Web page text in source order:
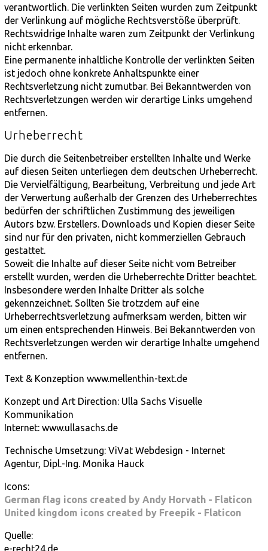
verantwortlich. Die verlinkten Seiten wurden zum Zeitpunkt
der Verlinkung auf mögliche Rechtsverstöße überprüft.
Rechtswidrige Inhalte waren zum Zeitpunkt der Verlinkung
nicht erkennbar.
Eine permanente inhaltliche Kontrolle der verlinkten Seiten
ist jedoch ohne konkrete Anhaltspunkte einer
Rechtsverletzung nicht zumutbar. Bei Bekanntwerden von
Rechtsverletzungen werden wir derartige Links umgehend
entfernen.
Urheberrecht
Die durch die Seitenbetreiber erstellten Inhalte und Werke
auf diesen Seiten unterliegen dem deutschen Urheberrecht.
Die Vervielfältigung, Bearbeitung, Verbreitung und jede Art
der Verwertung außerhalb der Grenzen des Urheberrechtes
bedürfen der schriftlichen Zustimmung des jeweiligen
Autors bzw. Erstellers. Downloads und Kopien dieser Seite
sind nur für den privaten, nicht kommerziellen Gebrauch
gestattet.
Soweit die Inhalte auf dieser Seite nicht vom Betreiber
erstellt wurden, werden die Urheberrechte Dritter beachtet.
Insbesondere werden Inhalte Dritter als solche
gekennzeichnet. Sollten Sie trotzdem auf eine
Urheberrechtsverletzung aufmerksam werden, bitten wir
um einen entsprechenden Hinweis. Bei Bekanntwerden von
Rechtsverletzungen werden wir derartige Inhalte umgehend
entfernen.
Text & Konzeption www.mellenthin-text.de
Konzept und Art Direction: Ulla Sachs Visuelle
Kommunikation
Internet: www.ullasachs.de
Technische Umsetzung: ViVat Webdesign - Internet
Agentur, Dipl.-Ing. Monika Hauck
Icons:
German flag icons created by Andy Horvath - Flaticon
United kingdom icons created by Freepik - Flaticon
Quelle:
e-recht24.de